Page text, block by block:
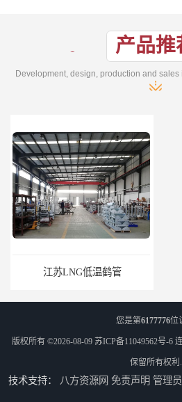
产品推
江苏LNG低温鹤管
您是第6177776位
版权所有 ©2026-08-09 苏ICP备11049562号-6
保留所有权利.
技术支持： 八方资源网 免责声明 管理